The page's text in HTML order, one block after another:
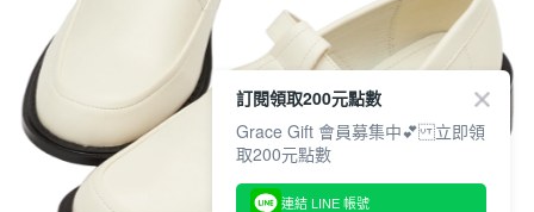
訂閱領取200元點數
Grace Gift 會員募集中💕 立即領
取200元點數
連結 LINE 帳號